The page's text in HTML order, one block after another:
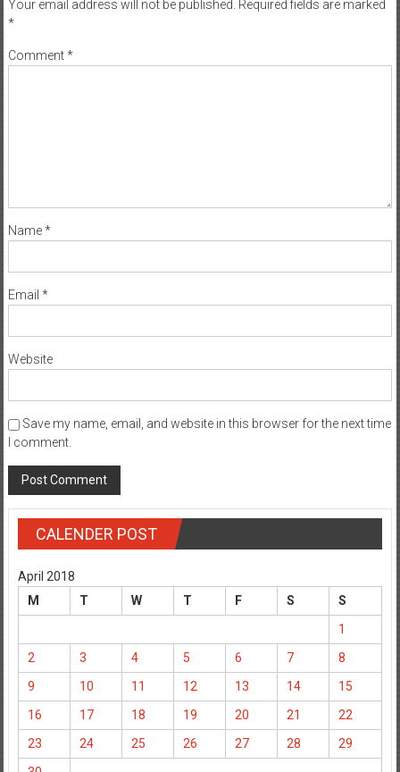
Your email address will not be published. Required fields are marked
*
Comment*
Name*
Email *
Website
Save my name, email, and website in this browser for the next time
I comment.
CALENDER POST
April 2018
M
T W T F S
S
1
2
3 4 5 6 7
8
9
10 11 12 13 14
15
16
17 18 19 20 21
22
23
24 25 26 27 28
29